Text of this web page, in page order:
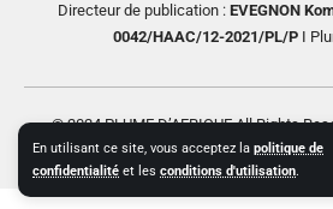
En utilisant ce site, vous acceptez la politique de
confidentialité et les conditions d'utilisation.
Directeur de publication : EVEGNON
0042/HAAC/12-2021/PL/PI
© 2024 PLUME D’AFRIQUE All Rights
Creative